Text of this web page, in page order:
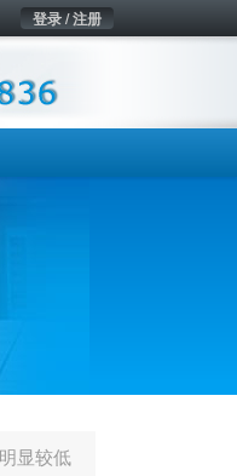
登录 / 注册
显较低